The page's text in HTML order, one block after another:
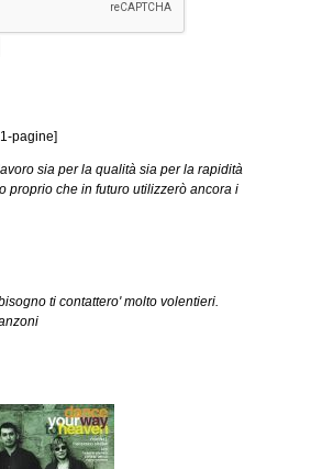
pagine]
sia per la qualità sia per la rapidità
proprio che in futuro utilizzerò ancora i
ti contattero' molto volentieri.